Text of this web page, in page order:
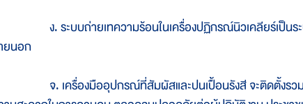
ง. ระบบถ่ายเทความร้อนในเครื่องปฏิกรณ์นิวเคลียร์เป็นระ
ยนอก
จ. เครื่องมืออุปกรณ์ที่สัมผัสและปนเปื้อนรังสี จะติดตั้งรวมไ